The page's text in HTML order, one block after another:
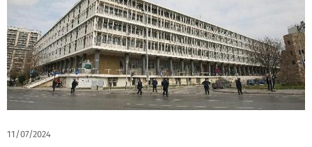
11/07/2024